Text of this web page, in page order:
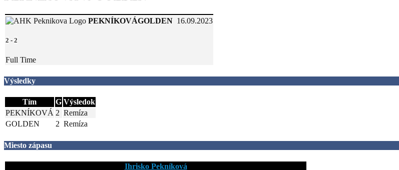
PEKNÍKOVÁGOLDEN 16.09.2023
2 - 2
Full Time
Výsledky
Tím G Výsledok
PEKNÍKOVÁ 2 Remíza
GOLDEN
2 Remíza
Miesto zápasu
Ihrisko Pekníková